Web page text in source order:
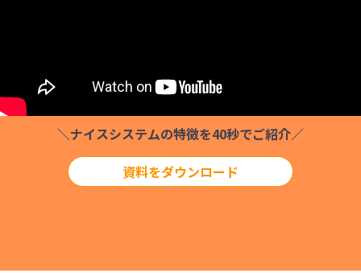
＼ナイスシステムの特徴を40秒でご紹介／
資料をダウンロード